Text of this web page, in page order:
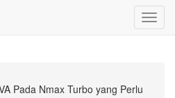
Toggle
Pada Nmax Turbo yang Perlu